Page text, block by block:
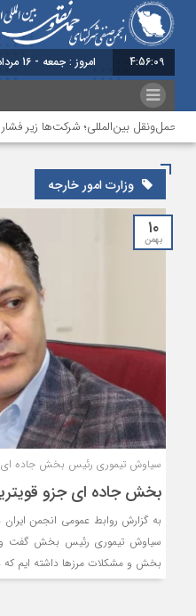
4:56:09 امروز : جمعه - 16 مرداد - 1405
حمل‌ونقل بین‌المللی؛ شرکت‌ها زیر فشار
وزارت امور خارجه
۱۰
بهمن
سیاوش تیموری رئیس بخش جاده ای:
بخش جاده ای جزو
به گزارش روابط عمومی انجمن
سیاوش تیموری رئیس بخش گفت
بخش و مشکلات مرزها داشته ایم که